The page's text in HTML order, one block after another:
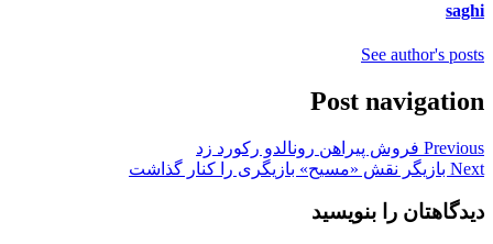
saghi
See author's posts
Post navigation
Previous فروش پیراهن رونالدو رکورد زد
Next بازیگر نقش «مسیح» بازیگری را کنار گذاشت
دیدگاهتان را بنویسید